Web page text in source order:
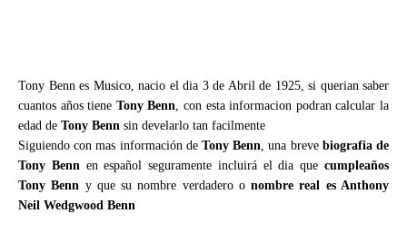
Tony Benn es Musico, nacio el dia 3 de Abril de 1925, si querian saber
cuantos años tiene Tony Benn, con esta informacion podran calcular la
edad de Tony Benn sin develarlo tan facilmente
Siguiendo con mas información de Tony Benn, una breve biografia de
Tony Bennen español seguramente incluirá el dia quecumpleaños
Tony Benn y que su nombre verdadero onombre real es Anthony
Neil Wedgwood Benn